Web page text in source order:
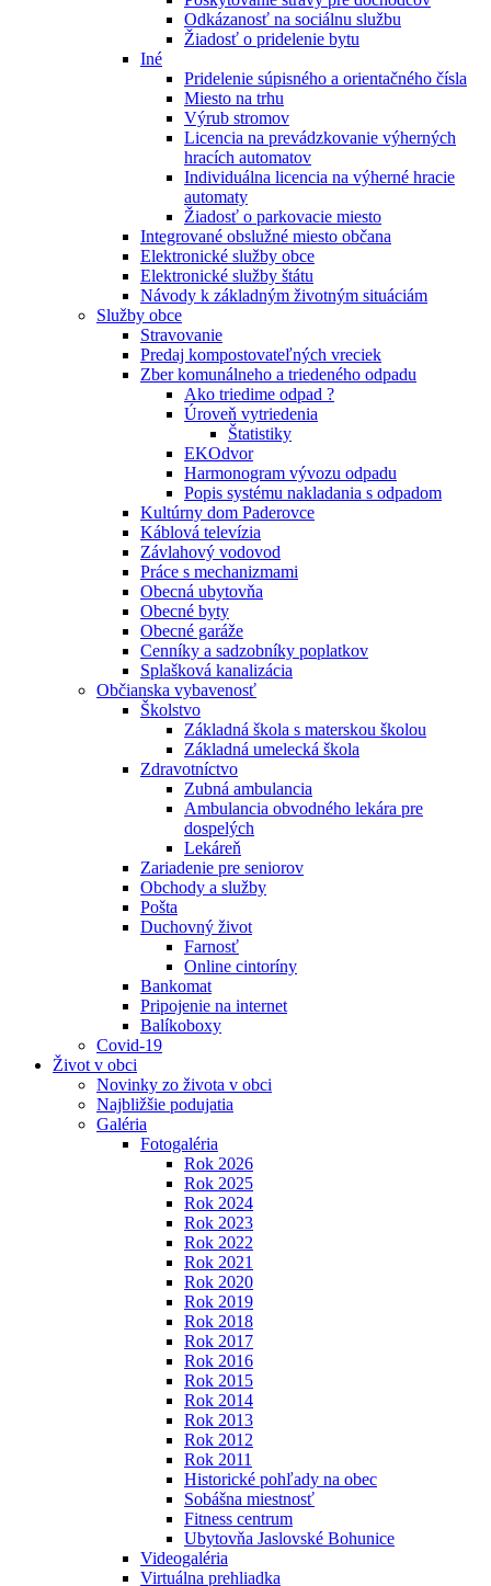
Odkázanosť na sociálnu službu
Žiadosť o pridelenie bytu
Iné
Pridelenie súpisného a orientačného čísla
Miesto na trhu
Výrub stromov
Licencia na prevádzkovanie výherných
hracích automatov
Individuálna licencia na výherné hracie
automaty
Žiadosť o parkovacie miesto
Integrované obslužné miesto občana
Elektronické služby obce
Elektronické služby štátu
Návody k základným životným situáciám
Služby obce
Stravovanie
Predaj kompostovateľných vreciek
Zber komunálneho a triedeného odpadu
Ako triedime odpad ?
Úroveň vytriedenia
Štatistiky
EKOdvor
Harmonogram vývozu odpadu
Popis systému nakladania s odpadom
Kultúrny dom Paderovce
Káblová televízia
Závlahový vodovod
Práce s mechanizmami
Obecná ubytovňa
Obecné byty
Obecné garáže
Cenníky a sadzobníky poplatkov
Splašková kanalizácia
Občianska vybavenosť
Školstvo
Základná škola s materskou školou
Základná umelecká škola
Zdravotníctvo
Zubná ambulancia
Ambulancia obvodného lekára pre
dospelých
Lekáreň
Zariadenie pre seniorov
Obchody a služby
Pošta
Duchovný život
Farnosť
Online cintoríny
Bankomat
Pripojenie na internet
Balíkoboxy
Covid-19
Život v obci
Novinky zo života v obci
Najbližšie podujatia
Galéria
Fotogaléria
Rok 2026
Rok 2025
Rok 2024
Rok 2023
Rok 2022
Rok 2021
Rok 2020
Rok 2019
Rok 2018
Rok 2017
Rok 2016
Rok 2015
Rok 2014
Rok 2013
Rok 2012
Rok 2011
Historické pohľady na obec
Sobášna miestnosť
Fitness centrum
Ubytovňa Jaslovské Bohunice
Videogaléria
Virtuálna prehliadka